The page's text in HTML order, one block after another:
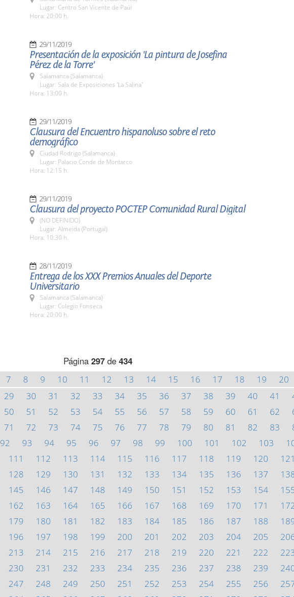
Lugar: Centro San Vicente de Paúl
Hora: 20:00 h.
29/11/2019
Presentación de la exposición 'La pintura de Josefina
Pérez de la Torre'
Salamanca (Salamanca)
Lugar: Sala de Exposiciones 'La Salina'
Hora: 13:00 h.
29/11/2019
Clausura del Encuentro hispanoluso sobre el reto
demográfico
Ciudad Rodrigo (Salamanca)
Lugar: Palacio Conde de Montarco
Hora: 12:15 h.
29/11/2019
Clausura del proyecto POCTEP Comunidad Rural Digital
(NO DEFINIDO)
Lugar: Almeida (Portugal)
Hora: 10:30 h.
28/11/2019
Entrega de los XXX Premios Anuales del Deporte
Universitario
Salamanca (Salamanca)
Lugar: Colegio Fonseca
Hora: 20:00 h.
Página 297de 434
7 8 9 10 11 12 13 14 15 16 17 18 19 20
29 30 31 32 33 34 35 36 37 38 39 40 41
50 51 52 53 54 55 56 57 58 59 60 61 62
71 72 73 74 75 76 77 78 79 80 81 82 83
92 93 94 95 96 97 98 99 100 101 102 103
111 112 113 114 115 116 117 118 119 120 121
128 129 130 131 132 133 134 135 136 137
145 146 147 148 149 150 151 152 153 154
162 163 164 165 166 167 168 169 170 171
179 180 181 182 183 184 185 186 187 188
196 197 198 199 200 201 202 203 204 205
213 214 215 216 217 218 219 220 221 222
230 231 232 233 234 235 236 237 238 239
247 248 249 250 251 252 253 254 255 256